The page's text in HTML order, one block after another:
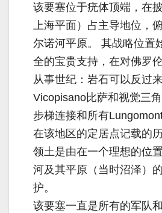
该要塞位于疣体顶端，在
上海平面）占主导地位，
尔诺河平原。 其战略位置
全的宝贵支持，在对佛罗
从事世纪：岩石可以反过
Vicopisano比萨和视觉三
步梯连接和所有
在该地区的定居点记载的
领土是由在一个理想的位
河及其平原（当时沼泽）
护。
该要塞一直是所有的军队